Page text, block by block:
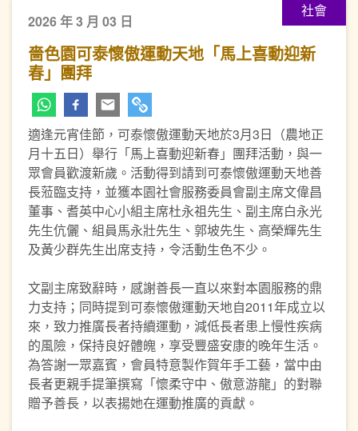
社會
2026 年 3 月 03 日
嗇色園可泰懷傲運動天地「馬上喜動迎新
春」團拜
適逢元宵佳節，可泰懷傲運動天地於3月3日（農地正
月十五日）舉行「馬上喜動迎新春」團拜活動，與一
眾會員歡渡新歲。活動得到請到可泰懷傲運動天地善
長蒞臨支持，並獲本園社會服務委員會副主席文偉昌
董事、耆英中心小組主席杜永祖先生、副主席白永光
先生伉儷、組員馬永壯先生、郭坡先生、高榮輝先生
及黃少群先生出席支持，令活動生色不少。
文副主席致辭時，感謝善長一直以來對本園服務的鼎
力支持；同時提到可泰懷傲運動天地自2011年成立以
來，致力推廣長者持續運動，減低長者患上慢性疾病
的風險，保持良好體魄，享受豐盛安康的晚年生活。
為答謝一眾嘉賓，會員特意製作賀年手工藝，當中由
長者更親手提筆撰寫「懷柔守中、傲意游龍」的對聯
贈予善長，以表揚她在運動推廣的貢獻。